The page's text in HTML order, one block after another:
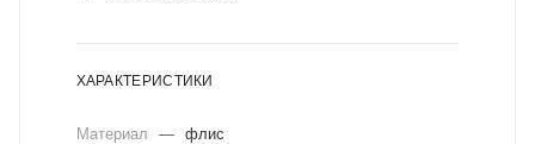
ХАРАКТЕРИСТИКИ
Материал —
флис